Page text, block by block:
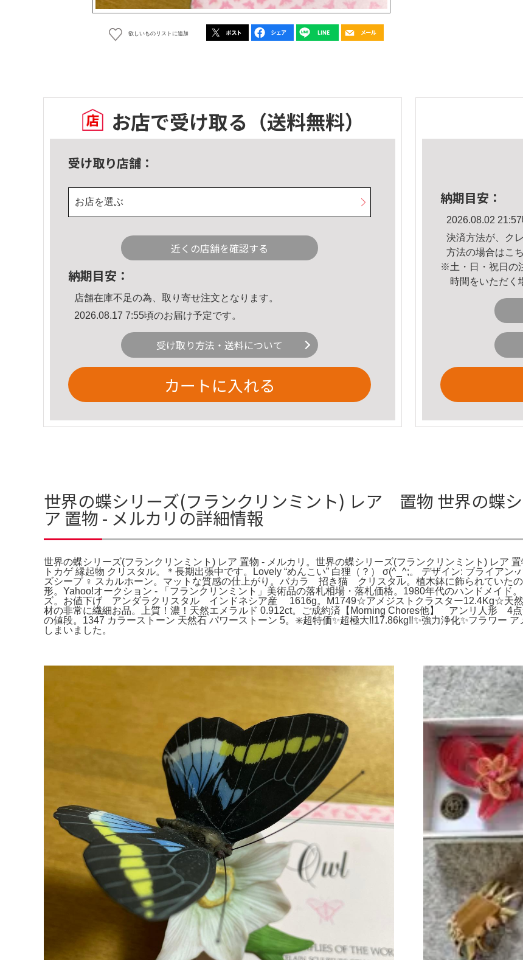
欲しいものリストに追加
お店で受け取る （送料無料）
受け取り店舗：
お店を選ぶ
近くの店舗を確認する
納期目安：
店舗在庫不足の為、取り寄せ注文となります。
2026.08.17 7:55頃のお届け予定です。
受け取り方法・送料について
カートに入れる
納期目安：
2026.08.02
決済方法が、ク
方法の場合はこ
※土・日・祝日の
時間をいただく
世界の蝶シリーズ(フランクリンミント) レア 置物 世界の蝶
ア 置物 - メルカリの詳細情報
世界の蝶シリーズ(フランクリンミント) レア 置物 - メルカリ。世界の蝶シリーズ(フランクリンミント) レア
トカゲ 縁起物 クリスタル。＊長期出張中です。Lovely “めんこい” 白狸（？） σ(^_^;。 デザイン: ブライアン
ズシープ ♀ スカルホーン。マットな質感の仕上がり。バカラ 招き猫 クリスタル。植木鉢に飾られていた
形。Yahoo!オークション - 「フランクリンミント」美術品の落札相場・落札価格。1980年代のハンドメイド
ズ。お値下げ アンダラクリスタル インドネシア産 1616g。M1749☆アメジストクラスター12.4Kg☆天
材の非常に繊細お品。上質！濃！天然エメラルド 0.912ct。ご成約済【Morning Chores他】 アンリ人形 4
の値段。1347 カラーストーン 天然石 パワーストーン 5。✳️超特価✨超極大‼️17.86kg‼️✨強力浄化✨フラワー
しまいました。